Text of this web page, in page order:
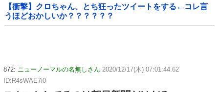
【衝撃】クロちゃん、とち狂ったツイートをする←コレ言
うほどおかしいか？？？？？？
872: ニューノーマルの名無しさん 2020/12/17(木) 07:01:44.62
ID:R4sWAE7i0